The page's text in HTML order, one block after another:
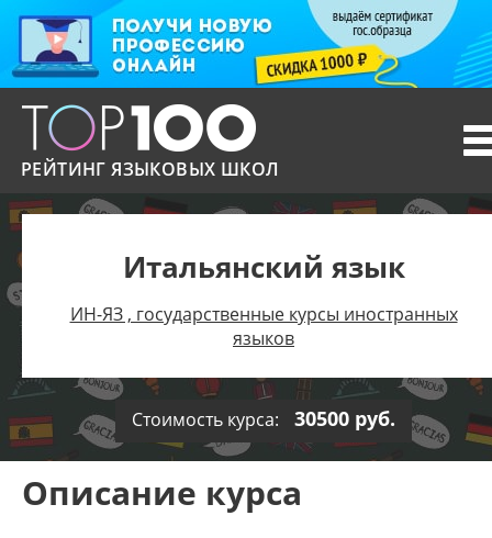
РЕЙТИНГ ЯЗЫКОВЫХ ШКОЛ
Итальянский язык
ИН-ЯЗ , государственные курсы иностранных
языков
Стоимость курса: 30500 руб.
Описание курса